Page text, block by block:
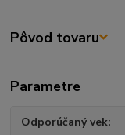
Pôvod tovaru
Parametre
Odporúčaný vek